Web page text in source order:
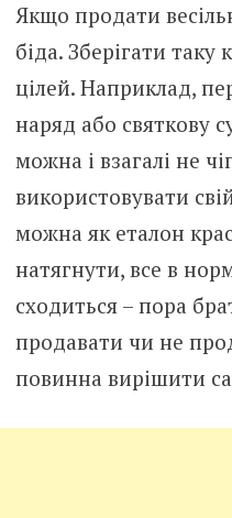
Якщо продати
біда. Зберігати
цілей. Наприклад,
наряд або святкову
можна і взагалі не
використовувати
можна як еталон
натягнути, все в
сходиться – пора
продавати чи не
повинна вирішити